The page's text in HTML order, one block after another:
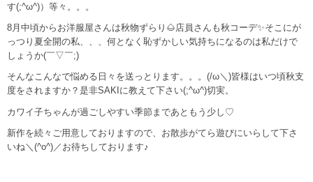
す(;^ω^)）等々。。。
8月中頃からお洋服屋さんは秋物ずらり🌰店員さんも秋コーデ✨そこにが
っつり夏全開の私、、、何となく恥ずかしい気持ちになるのは私だけで
しょうか(￣▽￣;)
そんなこんなで悩める日々を送っとります。。。(/ω＼)皆様はいつ頃秋支
度をされますか？是非SAKIに教えて下さい(;^ω^)切実。
カワイ子ちゃんが過ごしやすい季節まであともう少し♡
新作を続々ご用意しておりますので、お散歩がてら遊びにいらして下さ
いね＼(^o^)／お待ちしております♪